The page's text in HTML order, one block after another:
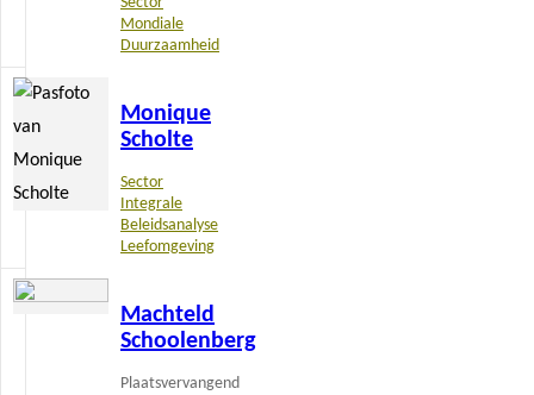
Mondiale
Duurzaamheid
Monique
Scholte
Sector
Integrale
Beleidsanalyse
Leefomgeving
Lees
meer
Machteld
Schoolenberg
Plaatsvervangend
Lees